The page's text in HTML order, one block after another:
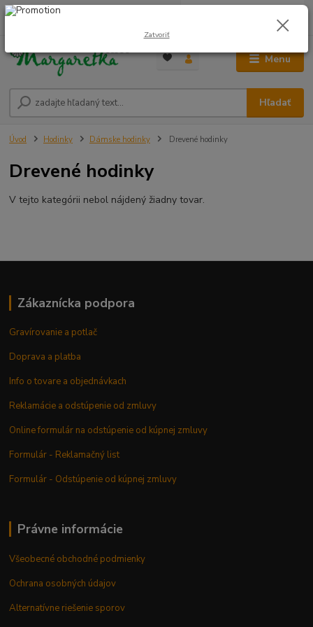
Menu
Hľadať
0948 236 042
0,00 €
Úvod Hodinky Dámske hodinky Drevené hodinky
Drevené hodinky
V tejto kategórii nebol nájdený žiadny tovar.
Zákaznícka podpora
Gravírovanie a potlač
Doprava a platba
Info o tovare a objednávkach
Reklamácie a odstúpenie od zmluvy
Online formulár na odstúpenie od kúpnej zmluvy
Formulár - Reklamačný list
Formulár - Odstúpenie od kúpnej zmluvy
Právne informácie
Všeobecné obchodné podmienky
Ochrana osobných údajov
Alternatívne riešenie sporov
Zatvoriť